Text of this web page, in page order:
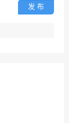
发 布